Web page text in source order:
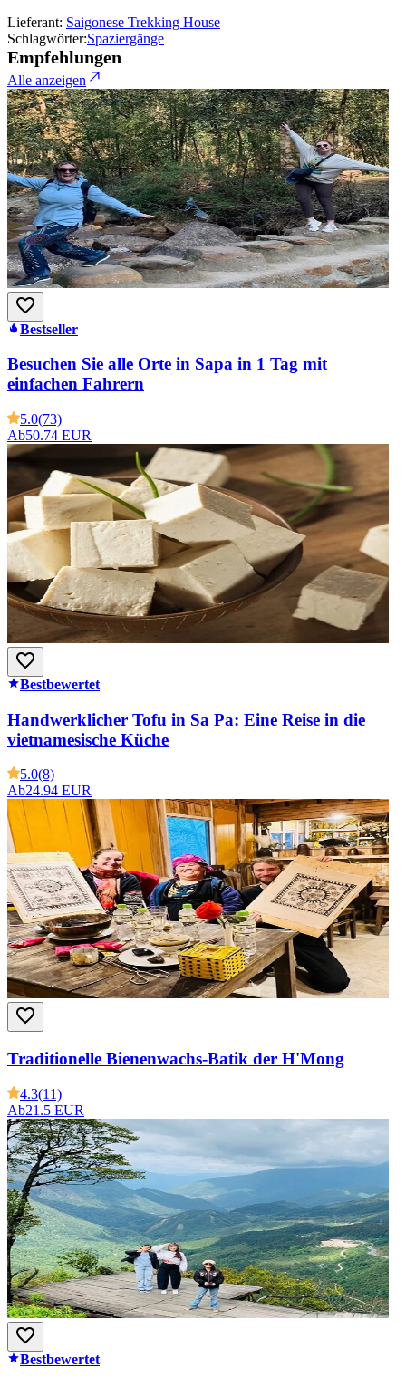
Lieferant: Saigonese Trekking House
Schlagwörter:Spaziergänge
Empfehlungen
Alle anzeigen
Bestseller
Besuchen Sie alle Orte in Sapa in 1 Tag mit
einfachen Fahrern
5.0(73)
Ab50.74 EUR
Bestbewertet
Handwerklicher Tofu in Sa Pa: Eine Reise in die
vietnamesische Küche
5.0(8)
Ab24.94 EUR
Traditionelle Bienenwachs-Batik der H'Mong
4.3(11)
Ab21.5 EUR
Bestbewertet